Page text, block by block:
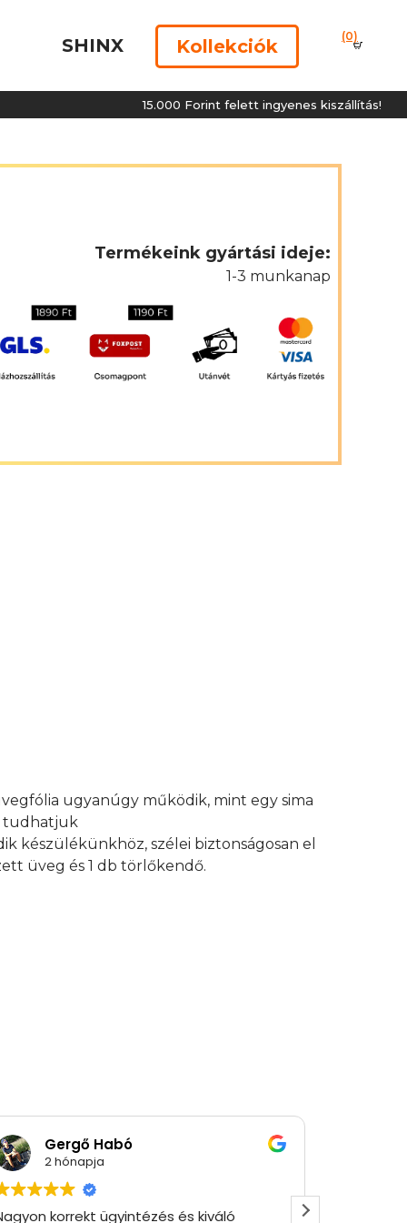
SHINX Kollekciók (0)
15.000 Forint felett ingyenes kiszállítás!
Termékeink gyártási ideje:
1-3 munkanap
ugyanúgy működik, mint egy sima
tudhatjuk
készülékünkhöz, szélei biztonságosan el
üveg és 1 db törlőkendő.
Gergő Habó
2 hónapja
korrekt ügyintézés és kiváló